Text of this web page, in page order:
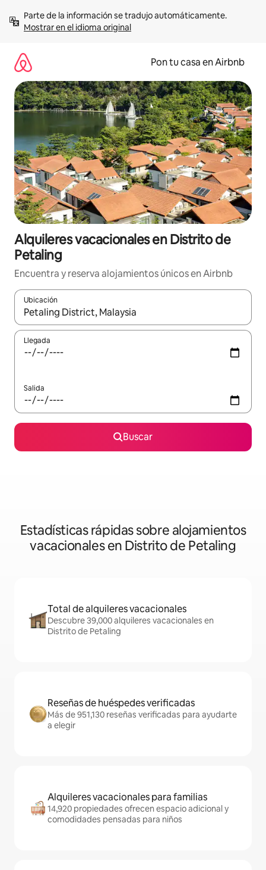
contenidoMostrar en el idioma original
Pon tu casa en Airbnb
Alquileres vacacionales en Distrito de
Petaling
Encuentra y reserva alojamientos únicos en Airbnb
Ubicación
Cuando los resultados estén disponibles, navega con las
Llegada
Salida
Buscar
Estadísticas rápidas sobre alojamientos
vacacionales en Distrito de Petaling
Total de alquileres vacacionales
Descubre 39,000 alquileres vacacionales en
Distrito de Petaling
Reseñas de huéspedes verificadas
Más de 951,130 reseñas verificadas para ayudarte
a elegir
Alquileres vacacionales para familias
14,920 propiedades ofrecen espacio adicional y
comodidades pensadas para niños